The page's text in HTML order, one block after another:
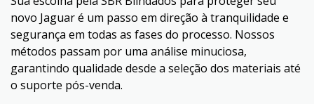
novo Jaguar é um passo em direção à tranquilidade e
segurança em todas as fases do processo. Nossos
métodos passam por uma análise minuciosa,
garantindo qualidade desde a seleção dos materiais até
o suporte pós-venda.